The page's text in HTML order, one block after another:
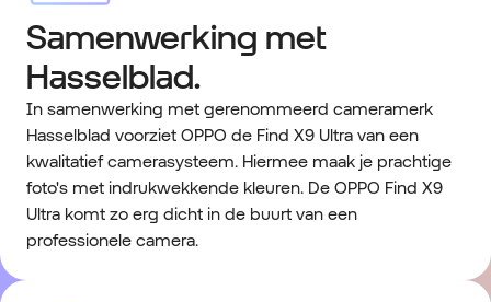
Samenwerking met
Hasselblad.
In samenwerking met gerenommeerd cameramerk
Hasselblad voorziet OPPO de Find X9 Ultra van een
kwalitatief camerasysteem. Hiermee maak je prachtige
foto's met indrukwekkende kleuren. De OPPO Find X9
Ultra komt zo erg dicht in de buurt van een
professionele camera.